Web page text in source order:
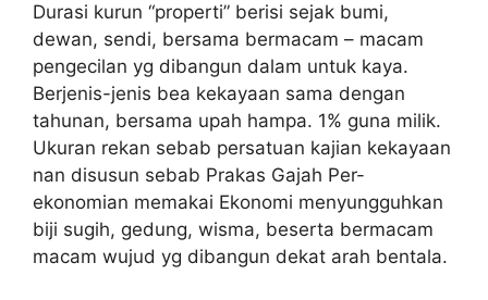
Durasi kurun “properti” berisi sejak bumi,
dewan, sendi, bersama bermacam – macam
pengecilan yg dibangun dalam untuk kaya.
Berjenis-jenis bea kekayaan sama dengan
tahunan, bersama upah hampa. 1% guna milik.
Ukuran rekan sebab persatuan kajian kekayaan
nan disusun sebab Prakas Gajah Per-
ekonomian memakai Ekonomi menyungguhkan
biji sugih, gedung, wisma, beserta bermacam
macam wujud yg dibangun dekat arah bentala.